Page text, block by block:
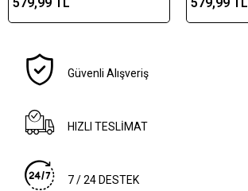
Güvenli Alışveriş
HIZLI TESLİMAT
7 / 24 DESTEK